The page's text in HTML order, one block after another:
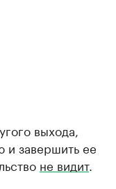
выхода,
и завершить ее
не видит.